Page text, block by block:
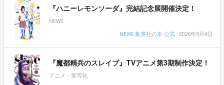
『ハニーレモンソーダ』完結記念展開催決定！
NEWS
NEWS 集英社の本 公式
2026年8月4日
『魔都精兵のスレイブ』TVアニメ第3期制作決定！
アニメ・実写化